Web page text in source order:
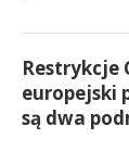
Restrykcje
europejski
są dwa